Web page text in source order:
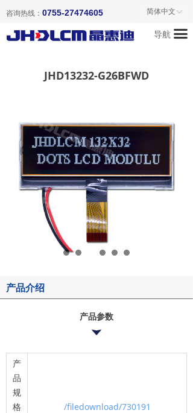
끀
首页
关于我们
成功案例
联系我们
ꀅ
简体中文
咨询热线： 0755-27474605
导航
产品介绍
产品参数
产
品
规
格
/filedownload/730191
JHD13232-G26BFWD